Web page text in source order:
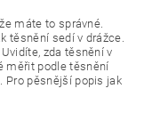
máte to správné.
těsnění sedí v drážce.
zda těsnění v
měřit podle těsnění
Pro pěsnější popis jak